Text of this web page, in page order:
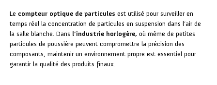
Le compteur optique de particules est utilisé pour surveiller en
temps réel la concentration de particules en suspension dans l’air de
la salle blanche. Dans l’industrie horlogère, où même de petites
particules de poussière peuvent compromettre la précision des
composants, maintenir un environnement propre est essentiel pour
garantir la qualité des produits finaux.